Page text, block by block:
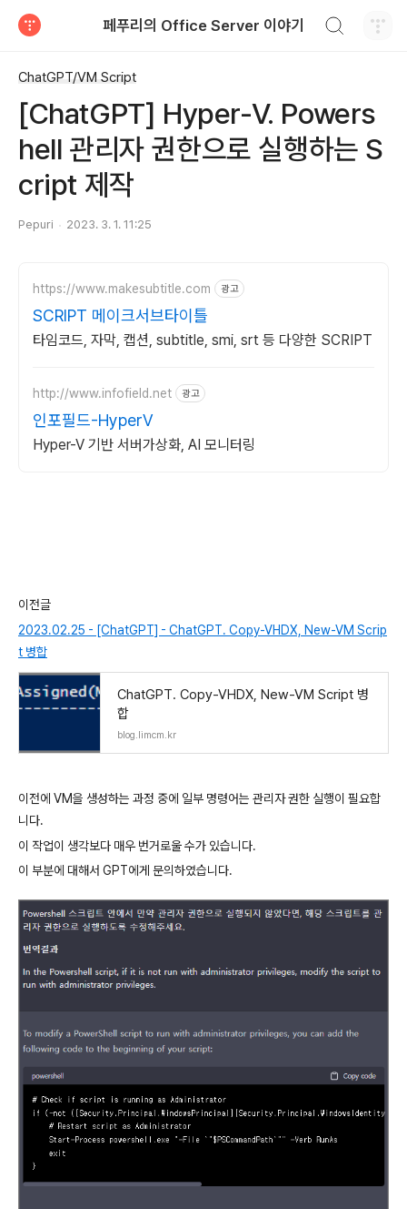
페푸리의 Office Server 이야기
ChatGPT/VM Script
[ChatGPT] Hyper-V. Powers
hell 관리자 권한으로 실행하는 S
cript 제작
Pepuri 2023. 3. 1. 11:25
https://www.makesubtitle.com 광고
SCRIPT 메이크서브타이틀
타임코드, 자막, 캡션, subtitle, smi, srt 등 다양한 SCRIPT
http://www.infofield.net 광고
인포필드-HyperV
Hyper-V 기반 서버가상화, AI 모니터링
이전글
2023.02.25 - [ChatGPT] - ChatGPT. Copy-VHDX, New-VM Scrip
t 병합
ChatGPT. Copy-VHDX, New-VM Script 병
합
blog.limcm.kr
이전에 VM을 생성하는 과정 중에 일부 명령어는 관리자권한 실행이 필요합
니다.
이 작업이 생각보다 매우 번거로울수가 있습니다.
이 부분에 대해서 GPT에게 문의하였습니다.